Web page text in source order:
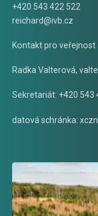
+420 543 422 522
reichard@ivb.cz
Kontakt pro veřejnost
Radka Valterová,
Sekretariát: +420 543
datová schránka: